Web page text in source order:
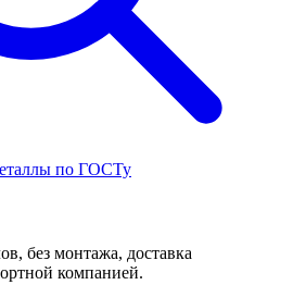
по ГОСТу
без монтажа, доставка
компанией.